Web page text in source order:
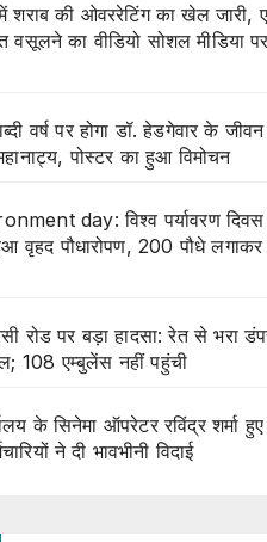
शराब की ओवररेटिंग का खेल जारी,
का वीडियो सोशल मीडिया
वर्ष पर होगा डॉ. हेडगेवार के
पोस्टर का हुआ विमोचन
day: विश्व पर्यावरण दिवस
वृहद पौधारोपण, 200 पौधे लगाकर
रोड पर बड़ा हादसा: रेत से भरा
108 एम्बुलेंस नहीं पहुंची
के सिनेमा ऑपरेटर रविंद्र शर्मा हुए
ने दी भावभीनी विदाई